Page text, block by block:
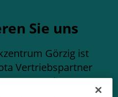
Sie uns
Görzig ist
Vertriebspartner
gerne weiter.